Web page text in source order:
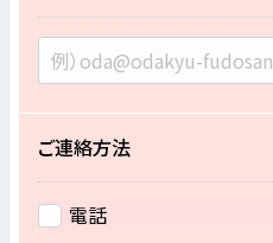
ご連絡方法
電話